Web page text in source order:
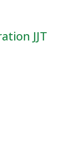
JJT